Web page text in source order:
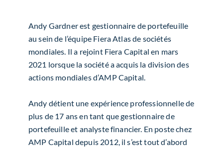
Andy Gardner est gestionnaire de portefeuille
au sein de l’équipe Fiera Atlas de sociétés
mondiales. Il a rejoint Fiera Capital en mars
2021 lorsque la société a acquis la division des
actions mondiales d’AMP Capital.
Andy détient une expérience professionnelle de
plus de 17 ans en tant que gestionnaire de
portefeuille et analyste financier. En poste chez
AMP Capital depuis 2012, il s’est tout d’abord